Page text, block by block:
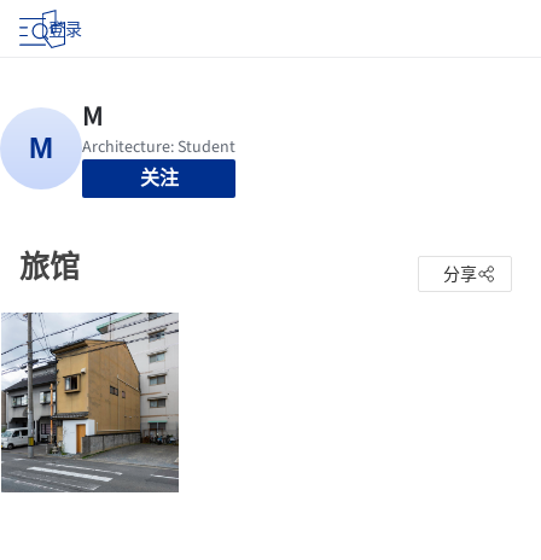
登录
关注
旅馆 分享